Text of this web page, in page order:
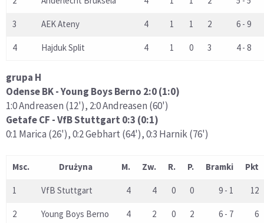
3 AEK Ateny 4 1 1 2 6 - 9
4 Hajduk Split 4 1 0 3 4 - 8
grupa H
Odense BK - Young Boys Berno 2:0 (1:0)
1:0 Andreasen (12'), 2:0 Andreasen (60')
Getafe CF - VfB Stuttgart 0:3 (0:1)
0:1 Marica (26'), 0:2 Gebhart (64'), 0:3 Harnik (76')
Msc. Drużyna M. Zw. R. P. Bramki Pkt
1 VfB Stuttgart 4 4 0 0 9 - 1 12
2 Young Boys Berno 4 2 0 2 6 - 7 6